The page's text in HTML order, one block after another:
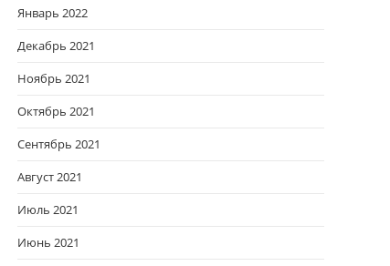
Январь 2022
Декабрь 2021
Ноябрь 2021
Октябрь 2021
Сентябрь 2021
Август 2021
Июль 2021
Июнь 2021